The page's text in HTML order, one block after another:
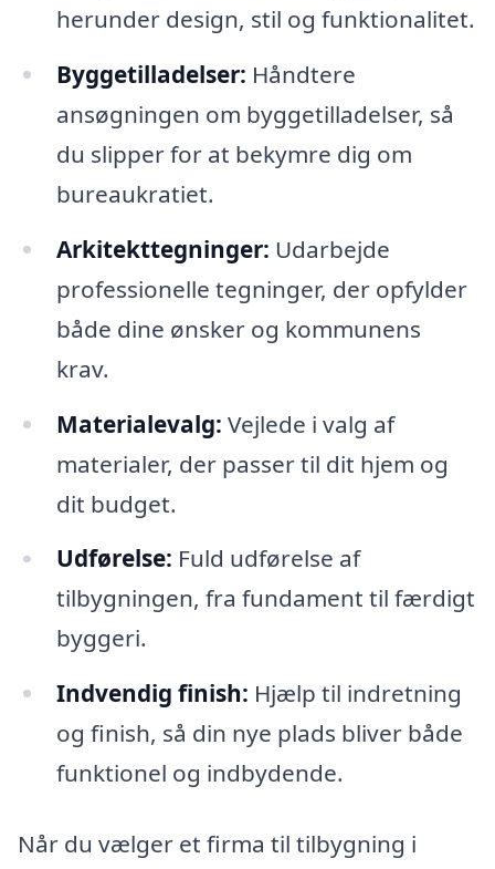
herunder design, stil og funktionalitet.
Byggetilladelser: Håndtere
ansøgningen om byggetilladelser, så
du slipper for at bekymre dig om
bureaukratiet.
Arkitekttegninger: Udarbejde
professionelle tegninger, der opfylder
både dine ønsker og kommunens
krav.
Materialevalg: Vejlede i valg af
materialer, der passer til dit hjem og
dit budget.
Udførelse: Fuld udførelse af
tilbygningen, fra fundament til færdigt
byggeri.
Indvendig finish: Hjælp til indretning
og finish, så din nye plads bliver både
funktionel og indbydende.
Når du vælger et firma til tilbygning i